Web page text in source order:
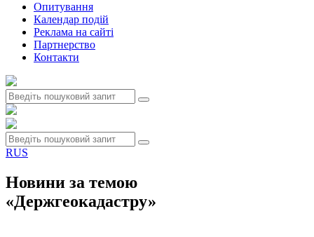
Опитування
Календар подій
Реклама на сайтi
Партнерство
Контакти
RUS
Новини за темою
«Держгеокадастру»